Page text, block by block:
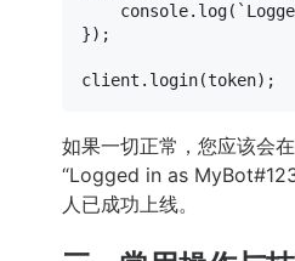
console. log(
});
client. login
如果一切正常，您应该会
“Logged in as
人已成功上线。